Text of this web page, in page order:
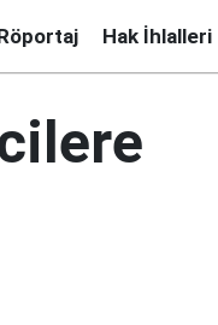
Hak İhlalleri